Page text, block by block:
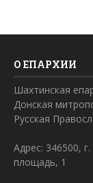
О ЕПАРХИИ
Шахтинская
Донская
Русская
Адрес: 346500,
площадь, 1